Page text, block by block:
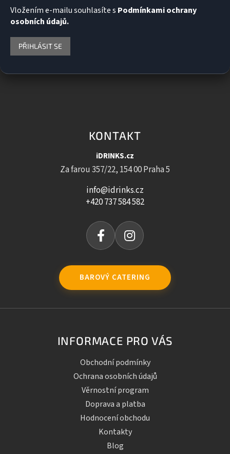
Vložením e-mailu souhlasíte s Podmínkami ochrany
osobních údajů.
PŘIHLÁSIT SE
KONTAKT
iDRINKS.cz
Za farou 357/22, 154 00 Praha 5
info@idrinks.cz
+420 737 584 582
BAROVÝ CATERING
INFORMACE PRO VÁS
Obchodní podmínky
Ochrana osobních údajů
Věrnostní program
Doprava a platba
Hodnocení obchodu
Kontakty
Blog